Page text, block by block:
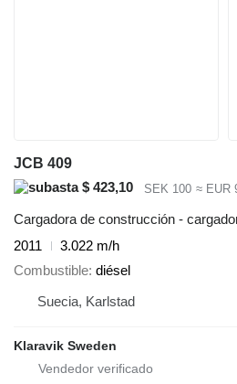
JCB 409
$ 423,10
SEK 100 ≈ EUR
Cargadora de construcción -
2011
3.022 m/h
Combustible diésel
Suecia, Karlstad
Klaravik Sweden